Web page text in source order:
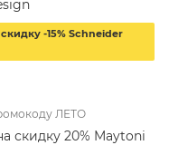
-15% Schneider
ЛЕТО
скидку 20% Maytoni